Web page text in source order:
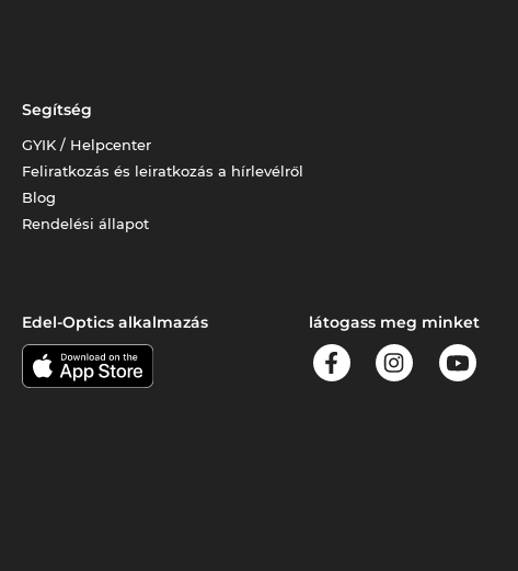
Segítség
GYIK / Helpcenter
Feliratkozás és leiratkozás a hírlevélről
Blog
Rendelési állapot
Edel-Optics alkalmazás látogass meg minket